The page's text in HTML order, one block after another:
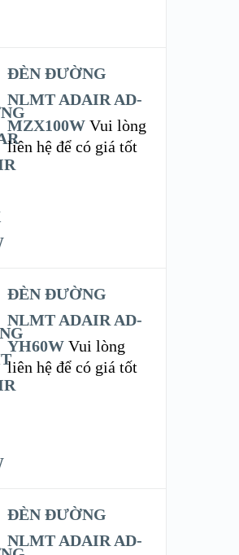
ĐÈN ĐƯỜNG
NLMT ADAIR AD-
MZX100W Vui lòng
liên hệ để có giá tốt
ĐÈN ĐƯỜNG
NLMT ADAIR AD-
YH60W Vui lòng
liên hệ để có giá tốt
ĐÈN ĐƯỜNG
NLMT ADAIR AD-